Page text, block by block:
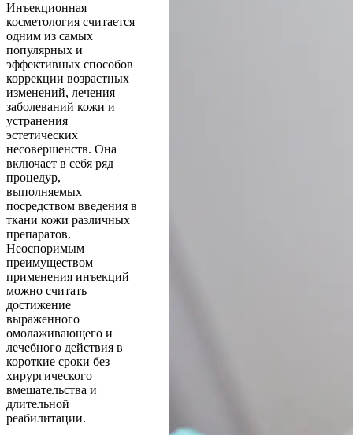
Инъекционная
косметология считается
одним из самых
популярных и
эффективных способов
коррекции возрастных
изменений, лечения
заболеваний кожи и
устранения
эстетических
несовершенств. Она
включает в себя ряд
процедур,
выполняемых
посредством введения в
ткани кожи различных
препаратов.
Неоспоримым
преимуществом
применения инъекций
можно считать
достижение
выраженного
омолаживающего и
лечебного действия в
короткие сроки без
хирургического
вмешательства и
длительной
реабилитации.